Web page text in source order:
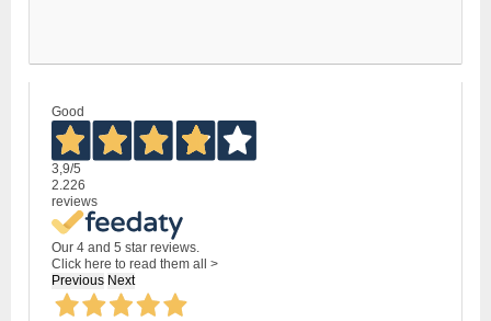
Good
3,9/5
2.226
reviews
Our 4 and 5 star reviews.
Click here to read them all >
Previous Next